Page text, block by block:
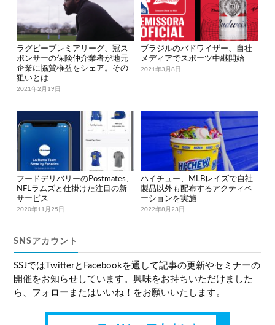
2021年2月19日
ラグビープレミアリーグ、冠ス
ポンサーの保険仲介業者が地元
企業に協賛権益をシェア。その
狙いとは
2021年3月8日
ブラジルのバドワイザー、自社
メディアでスポーツ中継開始
2020年11月25日
フードデリバリーのPostmates、
NFLラムズと仕掛けた注目の新
サービス
2022年8月23日
ハイチュー、MLBレイズで自社
製品以外も配布するアクティベ
ーションを実施
SNSアカウント
SSJではTwitterとFacebookを通して記事の更新やセミナーの
開催をお知らせしています。興味をお持ちいただけました
ら、フォローまたはいいね！をお願いいたします。